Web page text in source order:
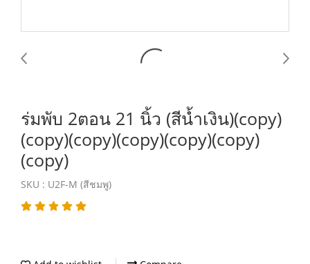
ร่มพับ 2ตอน 21 นิ้ว (สีน้ำเงิน)(copy)
(copy)(copy)(copy)(copy)(copy)
(copy)
SKU : U2F-M (สีชมพู)